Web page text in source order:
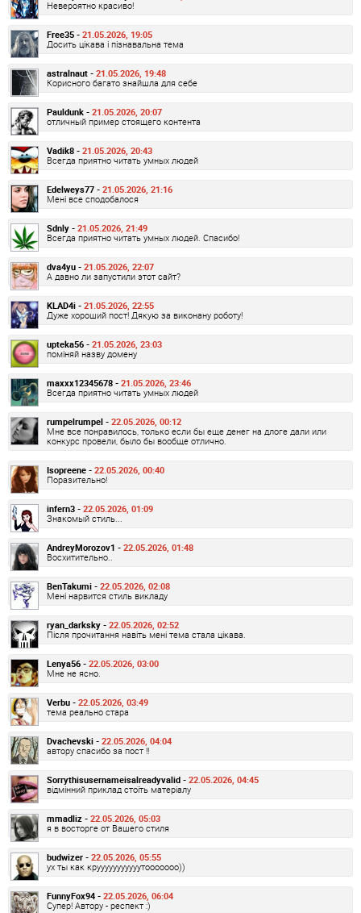
Невероятно красиво!
Free35 - 21.05.2026, 19:05
Досить цікава і пізнавальна тема
astralnaut - 21.05.2026, 19:48
Корисного багато знайшла для себе
Pauldunk - 21.05.2026, 20:07
отличный пример стоящего контента
Vadik8 - 21.05.2026, 20:43
Всегда приятно читать умных людей
Edelweys77 - 21.05.2026, 21:16
Мені все сподобалося
Sdnly - 21.05.2026, 21:49
Всегда приятно читать умных людей. Спасибо!
dva4yu - 21.05.2026, 22:07
А давно ли запустили этот сайт?
KLAD4i - 21.05.2026, 22:55
Дуже хороший пост! Дякую за виконану роботу!
upteka56 - 21.05.2026, 23:03
поміняй назву домену
maxxx12345678 - 21.05.2026, 23:46
Всегда приятно читать умных людей
rumpelrumpel - 22.05.2026, 00:12
Мне все понравилось, только если бы еще денег на длоге дали или
конкурс провели, было бы вообще отлично.
Isopreene - 22.05.2026, 00:40
Поразительно!
infern3 - 22.05.2026, 01:09
Знакомый стиль...
AndreyMorozov1 - 22.05.2026, 01:48
Восхитительно..
BenTakumi - 22.05.2026, 02:08
Мені нарвится стиль викладу
ryan_darksky - 22.05.2026, 02:52
Після прочитання навіть мені тема стала цікава.
Lenya56 - 22.05.2026, 03:00
Мне не ясно.
Verbu - 22.05.2026, 03:49
тема реально стара
Dvachevski - 22.05.2026, 04:04
автору спасибо за пост !!
Sorrythisusernameisalreadyvalid - 22.05.2026, 04:45
відмінний приклад стоїть матеріалу
mmadliz - 22.05.2026, 05:03
я в восторге от Вашего стиля
budwizer - 22.05.2026, 05:55
ух ты как крууууууууууутооооооо))
FunnyFox94 - 22.05.2026, 06:04
Супер! Автору - респект :)